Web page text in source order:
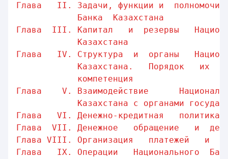
Глава   II. Задачи, функции и
Банка  Казахстана
Глава  III. Капитал   и  резервы
Казахстана
Глава   IV. Структура  и  органы
Казахстана.   Порядок   их
компетенция
Глава    V. Взаимодействие
Казахстана с органами
Глава   VI. Денежно-кредитная
Глава  VII. Денежное   обращение   и
Глава VIII. Организация   платежей   и
Глава   IХ. Операции   Национального